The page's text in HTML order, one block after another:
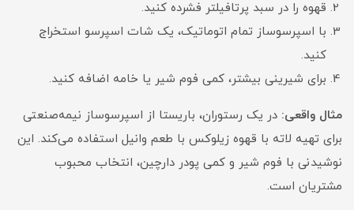
قهوه را در سبد پرتافیلتر فشرده کنید.
با اسپرسوساز تمام اتوماتیک، یک شات اسپرسو استخراج
کنید.
برای شیرینی بیشتر، کمی فوم شیر یا خامه اضافه کنید.
مثال واقعی: در یک رستوران، باریستا از اسپرسوساز نیمه‌صنعتی
برای تهیه لاته با قهوه زیلوکس با طعم وانیل استفاده می‌کند. این
نوشیدنی با فوم شیر و کمی پودر دارچین، انتخاب محبوب
مشتریان است.